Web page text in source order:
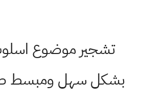
تشجير موضوع
بشكل سهل ومبسط